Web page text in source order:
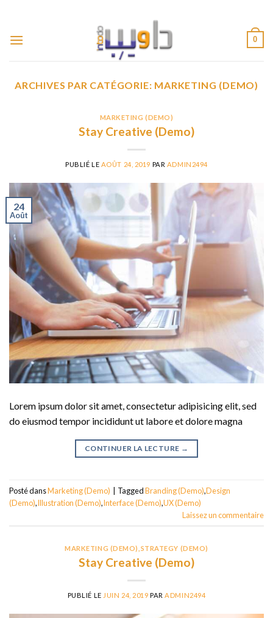
contenu
0
ARCHIVES PAR CATÉGORIE: MARKETING (DEMO)
MARKETING (DEMO)
Stay Creative (Demo)
PUBLIÉ LE AOÛT 24, 2019 PAR ADMIN2494
24
Août
Lorem ipsum dolor sit amet, consectetur adipisicing elit, sed
do eiusmod tempor incididunt ut labore et dolore magna
CONTINUER LA LECTURE →
Posté dansMarketing (Demo) | TaggedBranding (Demo),Design
(Demo),Illustration (Demo),Interface (Demo),UX (Demo)
Laissez un commentaire
MARKETING (DEMO) STRATEGY (DEMO)
Stay Creative (Demo)
PUBLIÉ LE JUIN 24, 2019 PARADMIN2494